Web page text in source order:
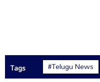
Tags #Telugu News